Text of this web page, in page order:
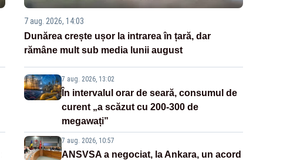
7 aug. 2026, 14:03
Dunărea crește ușor la intrarea în țară, dar
rămâne mult sub media lunii august
7 aug. 2026, 13:02
În intervalul orar de seară, consumul de
curent „a scăzut cu 200-300 de
megawați”
7 aug. 2026, 10:57
ANSVSA a negociat, la Ankara, un acord